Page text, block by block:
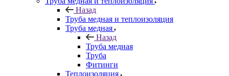
Назад
Труба медная и теплоизоляция
Труба медная
Назад
Труба медная
Труба
Фитинги
Теплоизоляция